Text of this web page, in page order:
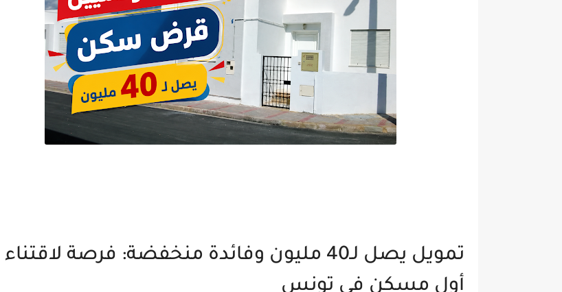
تمويل يصل لـ40 مليون وفائدة منخفضة: فرصة لاقتناء
أول مسكن في تونس